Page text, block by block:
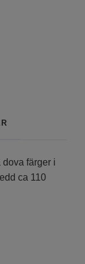
färger i
ca 110